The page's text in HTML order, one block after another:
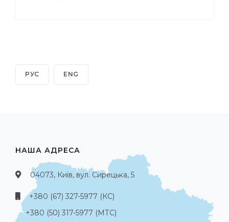
РУС ENG
НАША АДРЕСА
04073, Київ, вул. Сирецька, 5
+380 (67) 327-5977 (КС)
+380 (50) 317-5977 (МТС)